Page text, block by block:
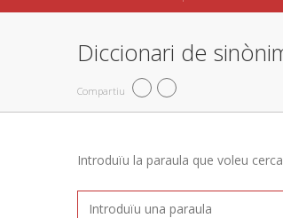
Diccionari de
Compartiu
Introduïu la paraula que voleu